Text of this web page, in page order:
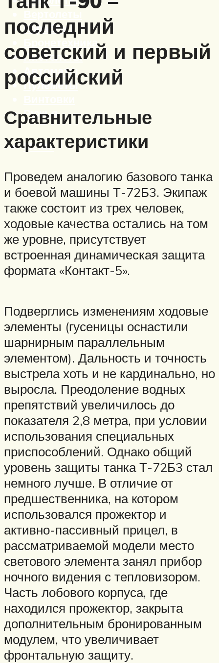
Корабли
Бронетехника
Пистолеты
Автоматы
Пулеметы
Ружья
Меню
последний
советский и первый
российский
Сравнительные
характеристики
Проведем аналогию базового танка
и боевой машины Т-72Б3. Экипаж
также состоит из трех человек,
ходовые качества остались на том
же уровне, присутствует
встроенная динамическая защита
формата «Контакт-5».
Подверглись изменениям ходовые
элементы (гусеницы оснастили
шарнирным параллельным
элементом). Дальность и точность
выстрела хоть и не кардинально, но
выросла. Преодоление водных
препятствий увеличилось до
показателя 2,8 метра, при условии
использования специальных
приспособлений. Однако общий
уровень защиты танка Т-72Б3 стал
немного лучше. В отличие от
предшественника, на котором
использовался прожектор и
активно-пассивный прицел, в
рассматриваемой модели место
светового элемента занял прибор
ночного видения с тепловизором.
Часть лобового корпуса, где
находился прожектор, закрыта
дополнительным бронированным
модулем, что увеличивает
фронтальную защиту.